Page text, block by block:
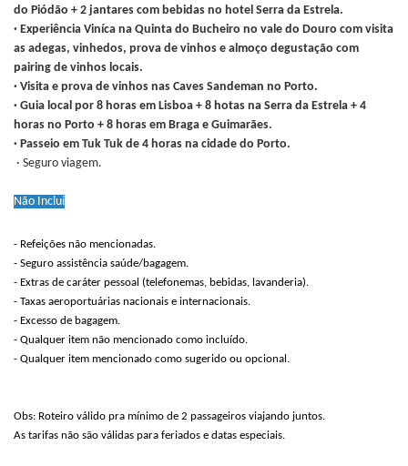
do Piódão + 2 jantares com bebidas no hotel Serra da Estrela.
· Experiência Viníca na Quinta do Bucheiro no vale do Douro com visita
as adegas, vinhedos, prova de vinhos e almoço degustação com
pairing de vinhos locais.
· Visita e prova de vinhos nas Caves Sandeman no Porto.
· Guia local por 8 horas em Lisboa + 8 hotas na Serra da Estrela + 4
horas no Porto + 8 horas em Braga e Guimarães.
· Passeio em Tuk Tuk de 4 horas na cidade do Porto.
· Seguro viagem.
Não Inclui
- Refeições não mencionadas.
- Seguro assistência saúde/bagagem.
- Extras de caráter pessoal (telefonemas, bebidas, lavanderia).
- Taxas aeroportuárias nacionais e internacionais.
- Excesso de bagagem.
- Qualquer item não mencionado como incluído.
- Qualquer item mencionado como sugerido ou opcional.
Obs: Roteiro válido pra mínimo de 2 passageiros viajando juntos.
As tarifas não são válidas para feriados e datas especiais.